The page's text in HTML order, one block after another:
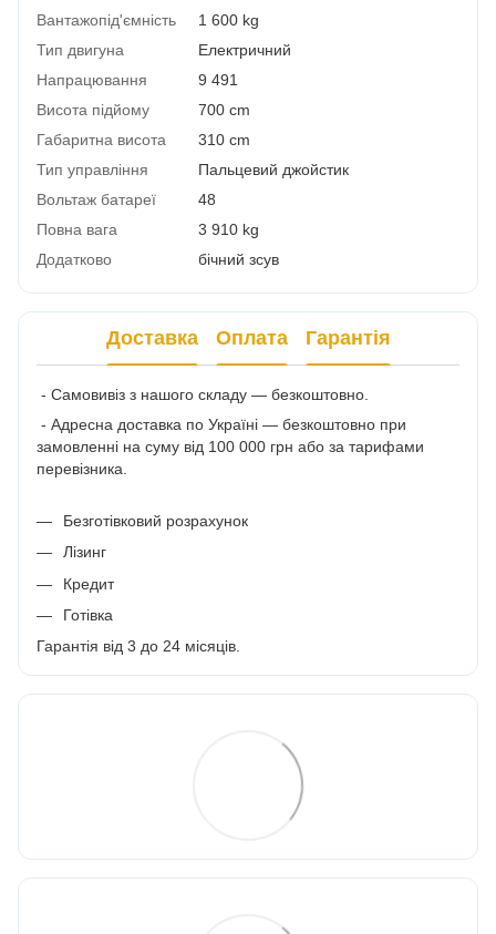
Вантажопід'ємність
1 600 kg
Тип двигуна
Електричний
Напрацювання
9 491
Висота підйому
700 cm
Габаритна висота
310 cm
Тип управління
Пальцевий джойстик
Вольтаж батареї
48
Повна вага
3 910 kg
Додатково
бічний зсув
Доставка Оплата Гарантія
- Самовивіз з нашого складу — безкоштовно.
- Адресна доставка по Україні — безкоштовно при
замовленні на суму від 100 000 грн або за тарифами
перевізника.
Безготівковий розрахунок
Лізинг
Кредит
Готівка
Гарантія від 3 до 24 місяців.